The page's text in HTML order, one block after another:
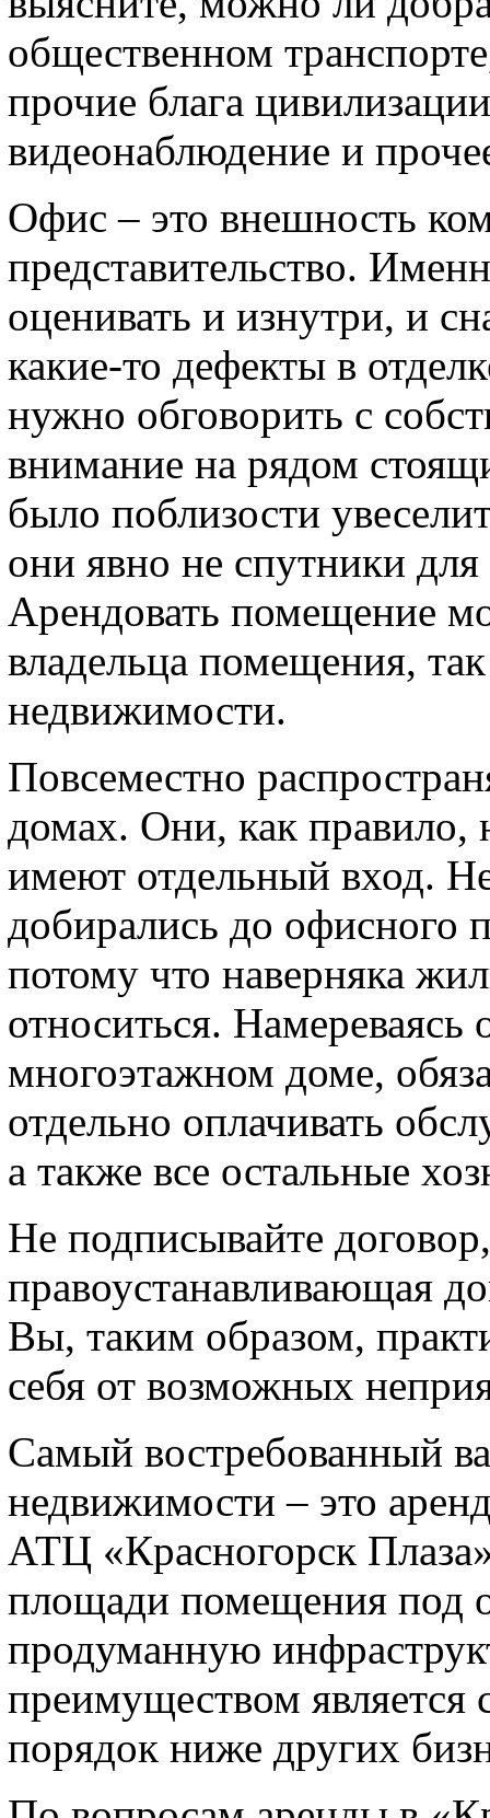
общественном
прочие блага
видеонаблюдение и
Офис – это внешность
представительство.
оценивать и изнутри, и
какие-то дефекты в
нужно обговорить с
внимание на рядом
было поблизости
они явно не спутники
Арендовать помещение
владельца помещения, так
недвижимости.
Повсеместно
домах. Они, как правило,
имеют отдельный вход.
добирались до офисного
потому что наверняка
относиться. Намереваясь
многоэтажном доме,
отдельно оплачивать
а также все остальные
Не подписывайте
правоустанавливающая
Вы, таким образом,
себя от возможных
Самый востребованный
недвижимости – это
АТЦ «Красногорск
площади помещения под
продуманную
преимуществом является
порядок ниже других